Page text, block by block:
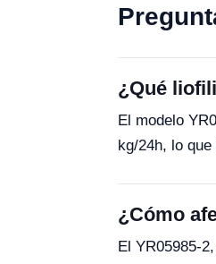
¿Qué
El modelo
kg/24h, lo
¿Cómo
El YR05985-